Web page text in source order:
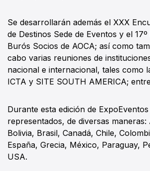
Se desarrollarán además el XXX
de Destinos Sede de Eventos y el
Burós Socios de AOCA; así como
cabo varias reuniones de
nacional e internacional, tales como
ICTA y SITE SOUTH AMERICA;
Durante esta edición de
representados, de diversas maneras:
Bolivia, Brasil, Canadá, Chile,
España, Grecia, México, Paraguay,
USA.